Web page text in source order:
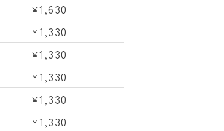
¥1,630
¥1,330
¥1,330
¥1,330
¥1,330
¥1,330